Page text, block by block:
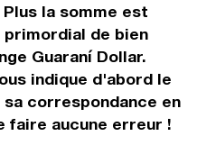
la somme est
de bien
Guaraní Dollar.
indique d'abord le
correspondance en
faire aucune erreur !